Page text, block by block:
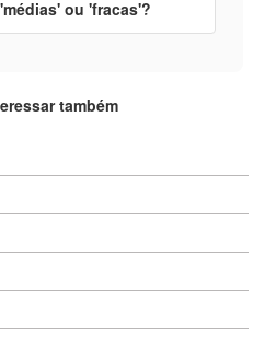
ou 'fracas'?
também